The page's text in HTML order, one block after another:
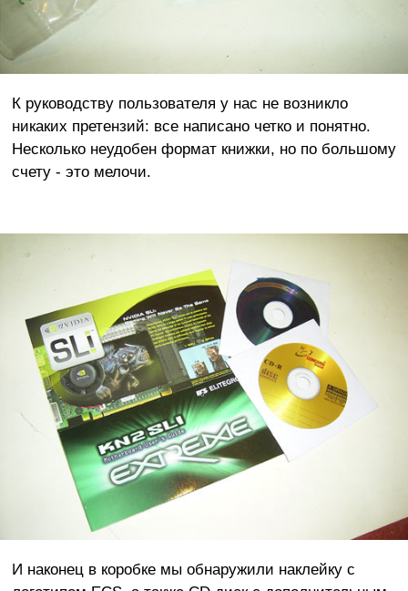
К руководству пользователя у нас не возникло
никаких претензий: все написано четко и понятно.
Несколько неудобен формат книжки, но по большому
счету - это мелочи.
И наконец в коробке мы обнаружили наклейку с